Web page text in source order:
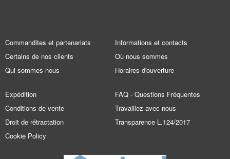
Commandites et partenariats
Certains de nos clients
Qui sommes-nous
Informations et contacts
Où nous sommes
Horaires d'ouverture
Expédition
Conditions de vente
Droit de rétractation
Cookie Policy
FAQ - Questions Fréquentes
Travaillez avec nous
Transparence L.124/2017